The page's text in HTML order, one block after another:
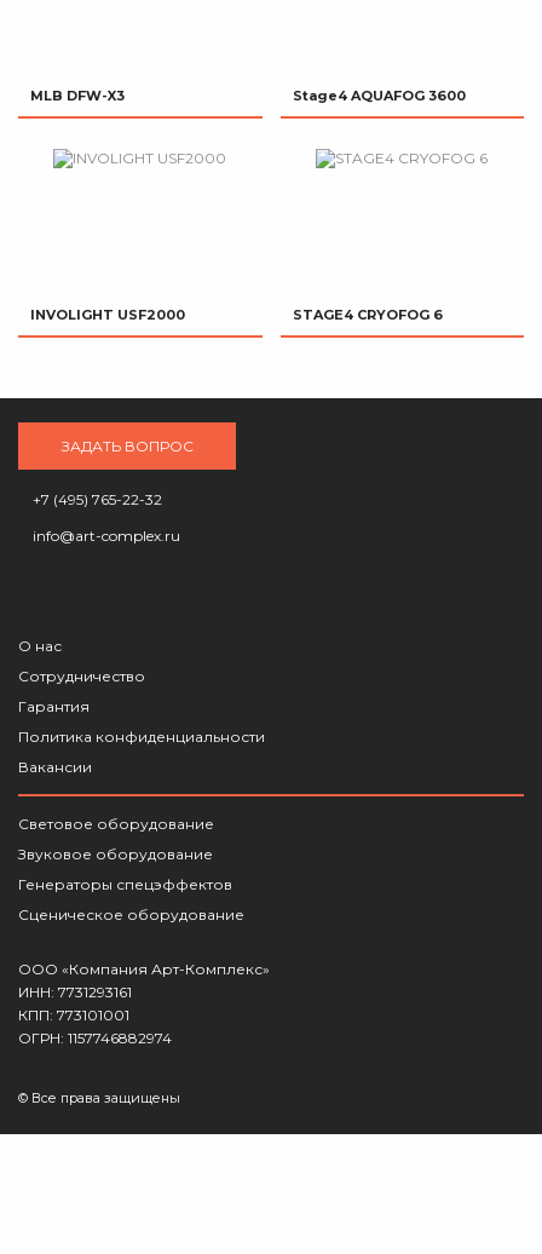
MLB DFW-X3 Stage4 AQUAFOG 3600
INVOLIGHT USF2000 STAGE4 CRYOFOG 6
ЗАДАТЬ ВОПРОС
+7 (495) 765-22-32
info@art-complex.ru
О нас
Сотрудничество
Гарантия
Политика конфиденциальности
Вакансии
Световое оборудование
Звуковое оборудование
Генераторы спецэффектов
Сценическое оборудование
ООО «Компания Арт-Комплекс»
ИНН: 7731293161
КПП: 773101001
ОГРН: 1157746882974
© Все права защищены